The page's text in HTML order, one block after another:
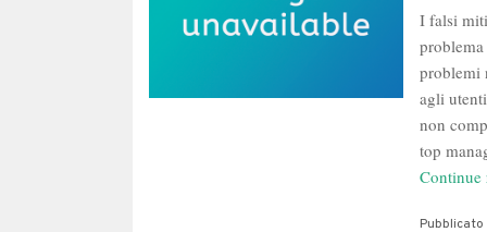
I falsi
problemi
agli
non
top
Continue
Pubblicato